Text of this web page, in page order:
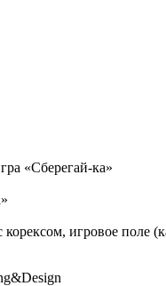
«Сберегай-ка»
корексом, игровое